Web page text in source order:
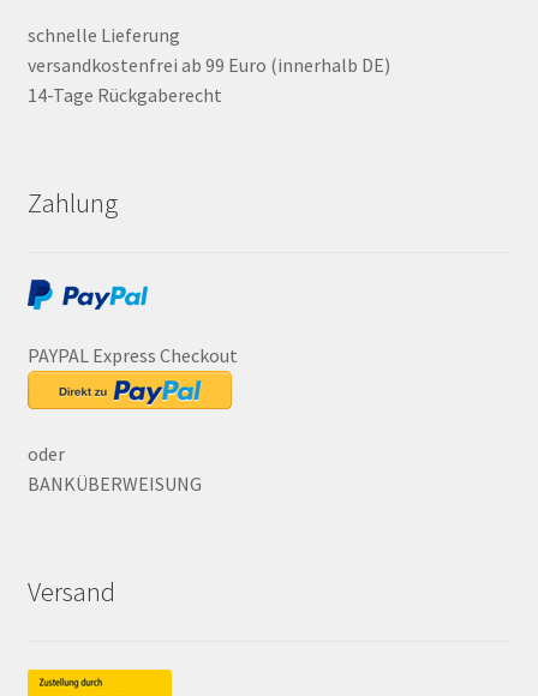
schnelle Lieferung
versandkostenfrei ab 99 Euro (innerhalb DE)
14-Tage Rückgaberecht
Zahlung
PAYPAL Express Checkout
oder
BANKÜBERWEISUNG
Versand